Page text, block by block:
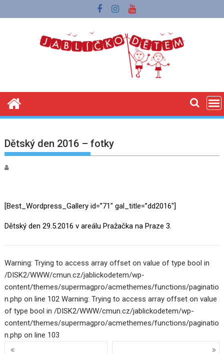
to
Dětský den 2016 – fotky
[Best_Wordpress_Gallery id=”71″ gal_title=”dd2016″]
Dětský den 29.5.2016 v areálu Pražačka na Praze 3.
Warning: Trying to access array offset on value of type bool in
/DISK2/WWW/cmun.cz/jablickodetem/wp-
content/themes/supermagpro/acmethemes/functions/paginatio
n.php on line 102 Warning: Trying to access array offset on value
of type bool in /DISK2/WWW/cmun.cz/jablickodetem/wp-
content/themes/supermagpro/acmethemes/functions/paginatio
n.php on line 103
Navigace